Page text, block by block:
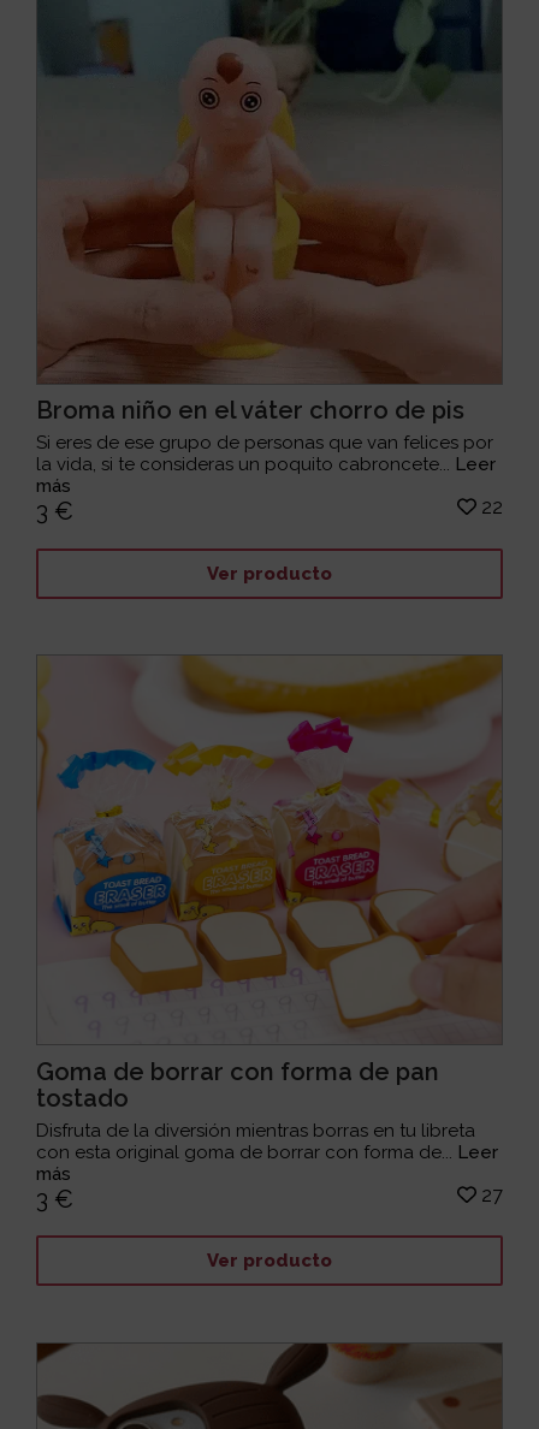
Broma niño en el váter chorro de pis
Si eres de ese grupo de personas que van felices por
la vida, si te consideras un poquito cabroncete... Leer
más
3 € 22
Ver producto
Goma de borrar con forma de pan
tostado
Disfruta de la diversión mientras borras en tu libreta
con esta original goma de borrar con forma de... Leer
más
3 € 27
Ver producto